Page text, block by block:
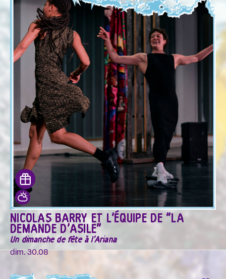
NICOLAS BARRY ET L'ÉQUIPE DE "LA
DEMANDE D'ASILE"
Un dimanche de fête à l'Ariana
dim. 30.08